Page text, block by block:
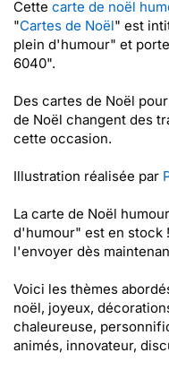
Cette carte de noël
"Cartes de Noël" est
plein d'humour" et
6040".
Des cartes de Noël
de Noël changent des
cette occasion.
Illustration réalisée par
La carte de Noël
d'humour" est en stock
l'envoyer dès
Voici les thèmes
noël, joyeux,
chaleureuse,
animés, innovateur,